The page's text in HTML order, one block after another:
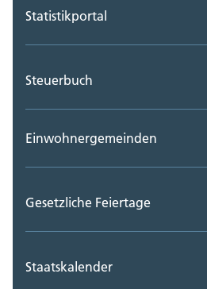
Statistikportal
Steuerbuch
Einwohnergemeinden
Gesetzliche Feiertage
Staatskalender